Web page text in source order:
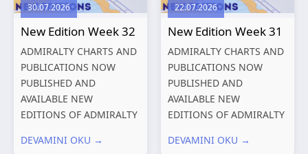
319
International chart
30.07.2026
New Edition Week 32
ADMIRALTY CHARTS AND
PUBLICATIONS NOW
PUBLISHED AND
AVAILABLE NEW
EDITIONS OF ADMIRALTY
PUBLICATIONS New
DEVAMINI OKU →
22.07.2026
New Edition Week 31
ADMIRALTY CHARTS AND
PUBLICATIONS NOW
PUBLISHED AND
AVAILABLE NEW
EDITIONS OF ADMIRALTY
PUBLICATIONS New
DEVAMINI OKU →